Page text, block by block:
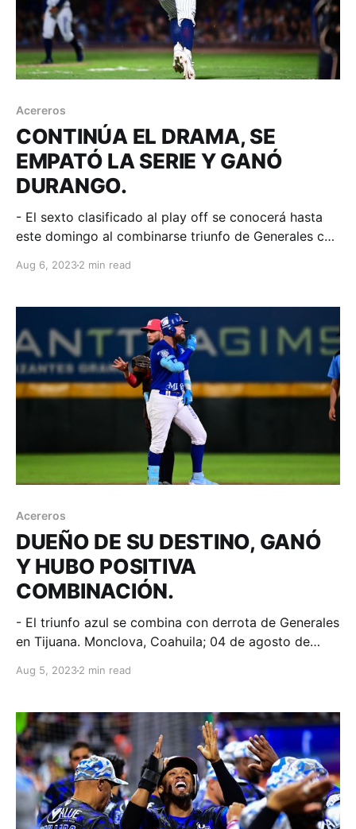
Acereros
CONTINÚA EL DRAMA, SE
EMPATÓ LA SERIE Y GANÓ
DURANGO.
- El sexto clasificado al play off se conocerá hasta
este domingo al combinarse triunfo de Generales con
Monclova, Coahuila; 05 de agosto de 2023.
suspenso, el guion de la recta final del calendario en
zona norte
Aug 6, 20232 min read
Acereros
DUEÑO DE SU DESTINO, GANÓ
Y HUBO POSITIVA
COMBINACIÓN.
- El triunfo azul se combina con derrota de Generales
en Tijuana. Monclova, Coahuila; 04 de agosto de
de 4 imparables, Ramón Hernández dio jonrón de 3 y
con un par de indiscutibles cada uno para que
Acereros
Aug 5, 20232 min read